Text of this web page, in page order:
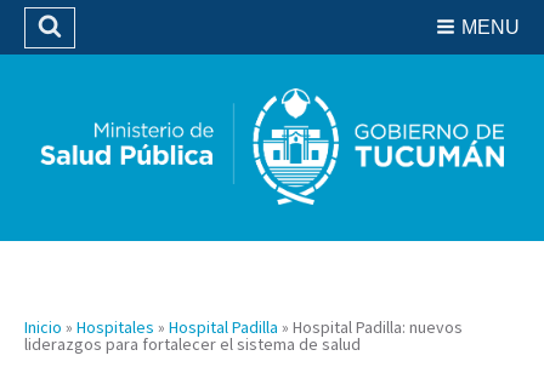
Biblioteca
MENU
Buscar
Inicio » Hospitales » Hospital Padilla » Hospital Padilla: nuevos
liderazgos para fortalecer el sistema de salud